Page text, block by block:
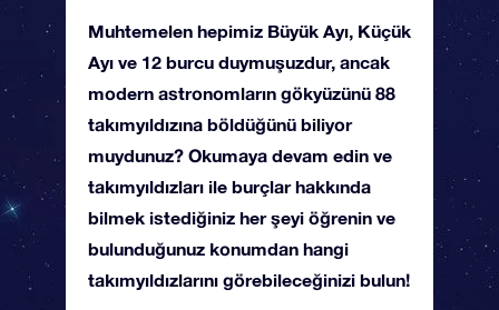
Muhtemelen hepimiz Büyük Ayı, Küçük
Ayı ve 12 burcu duymuşuzdur, ancak
modern astronomların gökyüzünü 88
takımyıldızına böldüğünü biliyor
muydunuz? Okumaya devam edin ve
takımyıldızları ile burçlar hakkında
bilmek istediğiniz her şeyi öğrenin ve
bulunduğunuz konumdan hangi
takımyıldızlarını görebileceğinizi bulun!